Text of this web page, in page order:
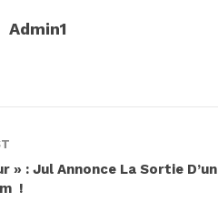
Admin1
» : Jul Annonce La Sortie D’un
!